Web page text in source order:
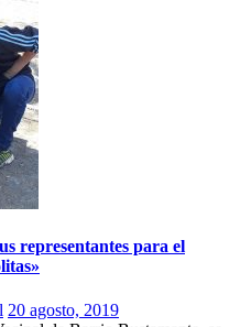
representantes para el
20 agosto, 2019